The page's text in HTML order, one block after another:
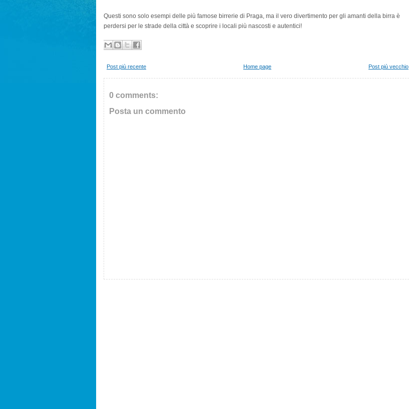
Questi sono solo esempi delle più famose birrerie di Praga, ma il vero divertimento per gli amanti della birra è
perdersi per le strade della città e scoprire i locali più nascosti e autentici!
Post più recente Post più vecchio
Home page
0 comments:
Posta un commento